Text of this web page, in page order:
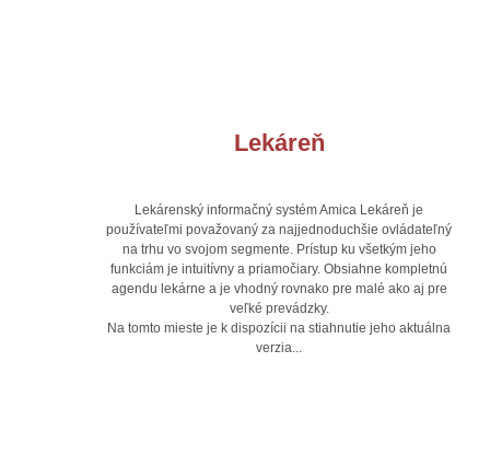
Lekáreň
Lekárenský informačný systém Amica Lekáreň je
používateľmi považovaný za najjednoduchšie ovládateľný
na trhu vo svojom segmente. Prístup ku všetkým jeho
funkciám je intuitívny a priamočiary. Obsiahne kompletnú
agendu lekárne a je vhodný rovnako pre malé ako aj pre
veľké prevádzky.
Na tomto mieste je k dispozícii na stiahnutie jeho aktuálna
verzia...